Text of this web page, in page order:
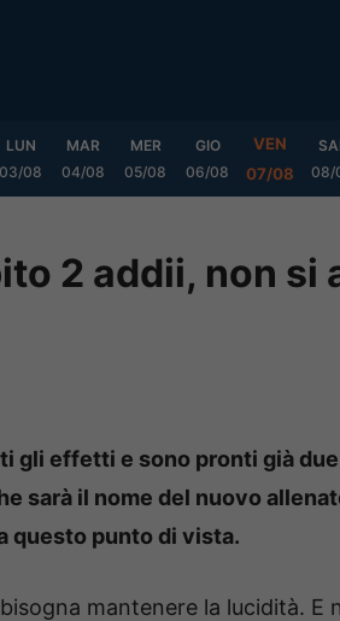
LUN
03/08
MAR
04/08
MER
05/08
GIO
06/08
VEN
07/08
08/
2 addii, non si
gli effetti e sono pronti già
sarà il nome del nuovo
questo punto di vista.
mantenere la lucidità. E